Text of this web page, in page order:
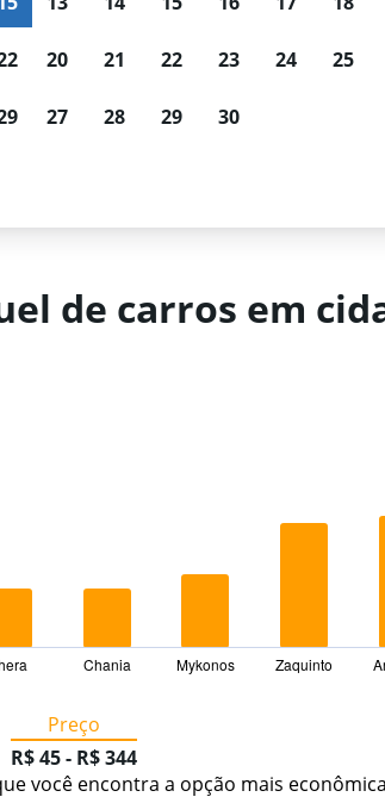
Filtre por agência de locação,
de carros em
Chania Mykonos Zaquinto
Preço
R$ 45 - R$ 344
você encontra a opção mais
20 21 22 23 24 25
27 28 29 30